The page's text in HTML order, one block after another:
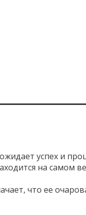
успех и
на самом
что ее